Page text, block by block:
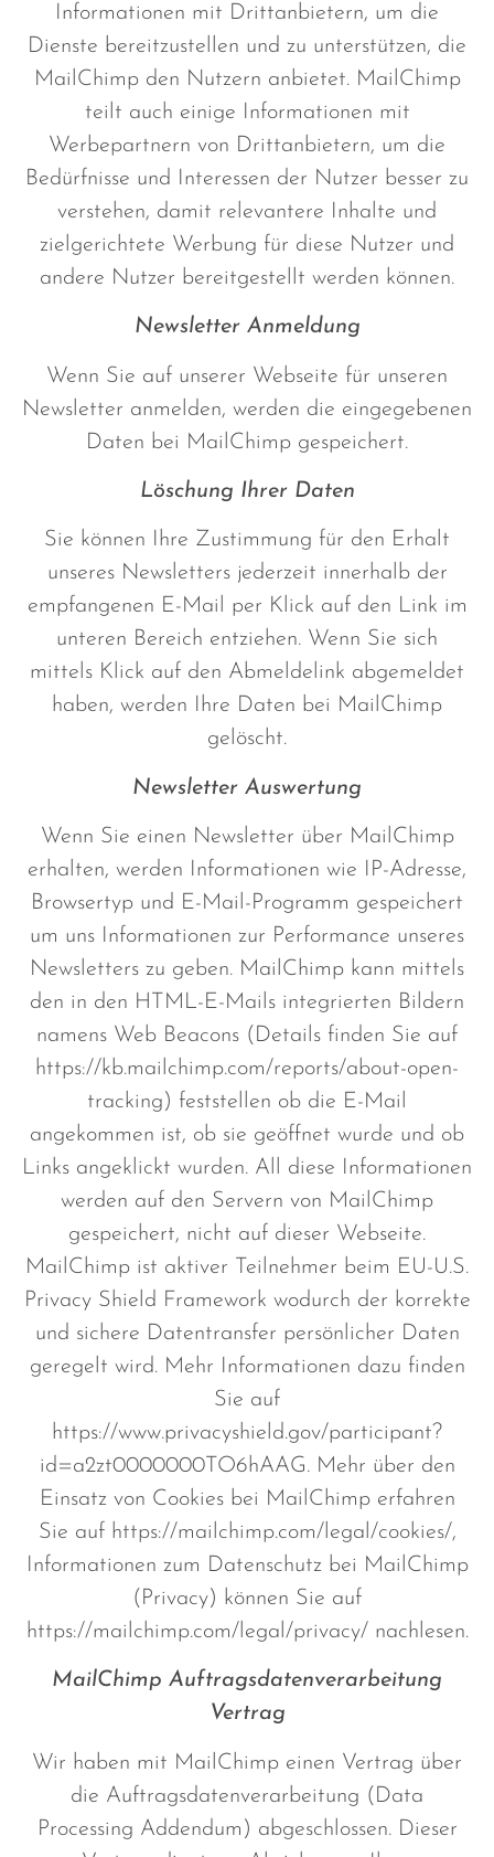
Informationen mit Drittanbietern, um die
Dienste bereitzustellen und zu unterstützen, die
MailChimp den Nutzern anbietet. MailChimp
teilt auch einige Informationen mit
Werbepartnern von Drittanbietern, um die
Bedürfnisse und Interessen der Nutzer besser zu
verstehen, damit relevantere Inhalte und
zielgerichtete Werbung für diese Nutzer und
andere Nutzer bereitgestellt werden können.
Newsletter Anmeldung
Wenn Sie auf unserer Webseite für unseren
Newsletter anmelden, werden die eingegebenen
Daten bei MailChimp gespeichert.
Löschung Ihrer Daten
Sie können Ihre Zustimmung für den Erhalt
unseres Newsletters jederzeit innerhalb der
empfangenen E-Mail per Klick auf den Link im
unteren Bereich entziehen. Wenn Sie sich
mittels Klick auf den Abmeldelink abgemeldet
haben, werden Ihre Daten bei MailChimp
gelöscht.
Newsletter Auswertung
Wenn Sie einen Newsletter über MailChimp
erhalten, werden Informationen wie IP-Adresse,
Browsertyp und E-Mail-Programm gespeichert
um uns Informationen zur Performance unseres
Newsletters zu geben. MailChimp kann mittels
den in den HTML-E-Mails integrierten Bildern
namens Web Beacons (Details finden Sie auf
https://kb.mailchimp.com/reports/about-open-
tracking) feststellen ob die E-Mail
angekommen ist, ob sie geöffnet wurde und ob
Links angeklickt wurden. All diese Informationen
werden auf den Servern von MailChimp
gespeichert, nicht auf dieser Webseite.
MailChimp ist aktiver Teilnehmer beim EU-U.S.
Privacy Shield Framework wodurch der korrekte
und sichere Datentransfer persönlicher Daten
geregelt wird. Mehr Informationen dazu finden
Sie auf
https://www.privacyshield.gov/participant?
id=a2zt0000000TO6hAAG. Mehr über den
Einsatz von Cookies bei MailChimp erfahren
Sie auf https://mailchimp.com/legal/cookies/,
Informationen zum Datenschutz bei MailChimp
(Privacy) können Sie auf
https://mailchimp.com/legal/privacy/ nachlesen.
MailChimp Auftragsdatenverarbeitung
Vertrag
Wir haben mit MailChimp einen Vertrag über
die Auftragsdatenverarbeitung (Data
Processing Addendum) abgeschlossen. Dieser